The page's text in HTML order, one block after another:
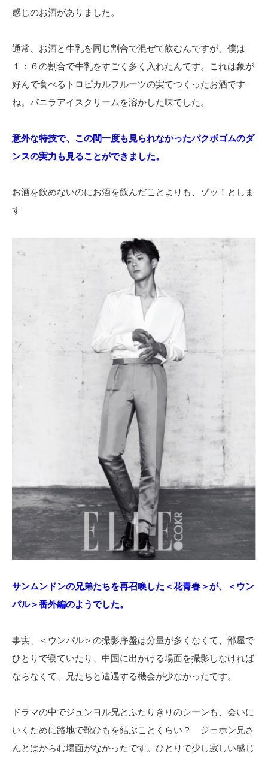
感じのお酒がありました。
通常、お酒と牛乳を同じ割合で混ぜて飲むんですが、僕は
１：６の割合で牛乳をすごく多く入れたんです。これは象が
好んで食べるトロピカルフルーツの実でつくったお酒です
ね。バニラアイスクリームを溶かした味でした。
意外な特技で、この間一度も見られなかったパクボゴムのダ
ンスの実力も見ることができました。
お酒を飲めないのにお酒を飲んだことよりも、ゾッ！としま
す
サンムンドンの兄弟たちを再召喚した＜花青春＞が、＜ウン
パル＞番外編のようでした。
事実、＜ウンパル＞の撮影序盤は分量が多くなくて、部屋で
ひとりで寝ていたり、中国に出かける場面を撮影しなければ
ならなくて、兄たちと遭遇する機会が少なかったです。
ドラマの中でジュンヨル兄とふたりきりのシーンも、会いに
いくために路地で靴ひもを結ぶことくらい？ ジェホン兄さ
んとはからむ場面がなかったです。ひとりで少し寂しい感じ